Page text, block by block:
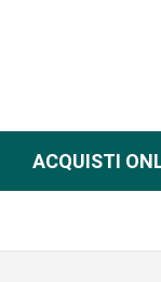
ACQUISTI